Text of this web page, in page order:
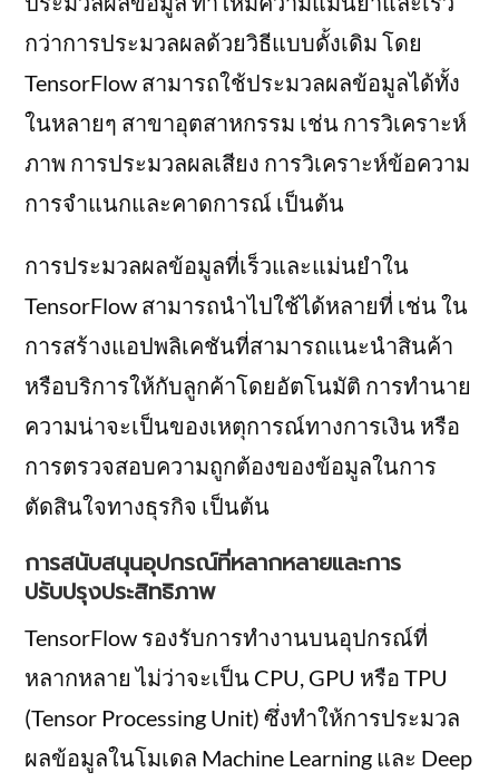
กว่าการประมวลผลด้วยวิธีแบบดั้งเดิม โดย
TensorFlow สามารถใช้ประมวลผลข้อมูลได้ทั้ง
ในหลายๆ สาขาอุตสาหกรรม เช่น การวิเคราะห์
ภาพ การประมวลผลเสียง การวิเคราะห์ข้อความ
การจำแนกและคาดการณ์ เป็นต้น
การประมวลผลข้อมูลที่เร็วและแม่นยำใน
TensorFlow สามารถนำไปใช้ได้หลายที่ เช่น ใน
การสร้างแอปพลิเคชันที่สามารถแนะนำสินค้า
หรือบริการให้กับลูกค้าโดยอัตโนมัติ การทำนาย
ความน่าจะเป็นของเหตุการณ์ทางการเงิน หรือ
การตรวจสอบความถูกต้องของข้อมูลในการ
ตัดสินใจทางธุรกิจ เป็นต้น
การสนับสนุนอุปกรณ์ที่หลากหลายและการ
ปรับปรุงประสิทธิภาพ
TensorFlow รองรับการทำงานบนอุปกรณ์ที่
หลากหลาย ไม่ว่าจะเป็น CPU, GPU หรือ TPU
(Tensor Processing Unit) ซึ่งทำให้การประมวล
ผลข้อมูลในโมเดล Machine Learning และ Deep